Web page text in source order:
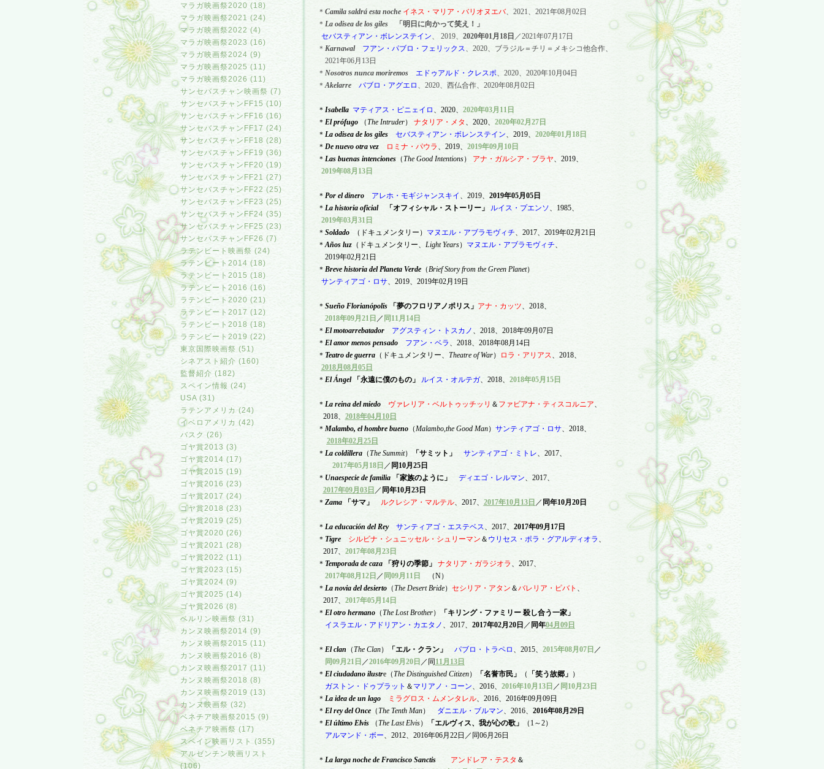
マラガ映画祭2020 (18)
マラガ映画祭2021 (24)
マラガ映画祭2022 (4)
マラガ映画祭2023 (16)
マラガ映画祭2024 (9)
マラガ映画祭2025 (11)
マラガ映画祭2026 (11)
サンセバスチャン映画祭 (7)
サンセバスチャンFF15 (10)
サンセバスチャンFF16 (16)
サンセバスチャンFF17 (24)
サンセバスチャンFF18 (28)
サンセバスチャンFF19 (36)
サンセバスチャンFF20 (19)
サンセバスチャンFF21 (27)
サンセバスチャンFF22 (25)
サンセバスチャンFF23 (25)
サンセバスチャンFF24 (35)
サンセバスチャンFF25 (23)
サンセバスチャンFF26 (7)
ラテンビート映画祭 (24)
ラテンビート2014 (18)
ラテンビート2015 (18)
ラテンビート2016 (16)
ラテンビート2020 (21)
ラテンビート2017 (12)
ラテンビート2018 (18)
ラテンビート2019 (22)
東京国際映画祭 (51)
シネアスト紹介 (160)
監督紹介 (182)
スペイン情報 (24)
USA (31)
ラテンアメリカ (24)
イベロアメリカ (42)
バスク (26)
ゴヤ賞2013 (3)
ゴヤ賞2014 (17)
ゴヤ賞2015 (19)
ゴヤ賞2016 (23)
ゴヤ賞2017 (24)
ゴヤ賞2018 (23)
ゴヤ賞2019 (25)
ゴヤ賞2020 (26)
ゴヤ賞2021 (28)
ゴヤ賞2022 (11)
ゴヤ賞2023 (15)
ゴヤ賞2024 (9)
ゴヤ賞2025 (14)
ゴヤ賞2026 (8)
ベルリン映画祭 (31)
カンヌ映画祭2014 (9)
カンヌ映画祭2015 (11)
カンヌ映画祭2016 (8)
カンヌ映画祭2017 (11)
カンヌ映画祭2018 (8)
カンヌ映画祭2019 (13)
カンヌ映画祭 (32)
ベネチア映画祭2015 (9)
ベネチア映画祭 (17)
スペイン映画リスト (355)
アルゼンチン映画リスト
(106)
＊ Camila saldrá esta noche イネス・マリア・バリオヌエバ、 2021、 2021年08月 02日
＊ La odisea de los giles
「明日に向かって笑え！」
セバスティアン・ボレンステイン、 2019、 2020年01月 18日 ／2021年07月 17日
＊ Karnawal フアン・パブロ・フェリックス、 2020、ブラジル＝チリ＝メキシコ他合作、
2021年06月 13日
＊ Nosotros nunca moriremos エドゥアルド・クレスポ、 2020、 2020年10月 04日
＊Akelarre パブロ・アグエロ 、 2020、 西仏合作、 2020年08月 02日
＊ Isabella マティアス・ピニェイロ 、 2020、 2020年03月 11日
＊ El prófugo （The Intruder） ナタリア・メタ 、 2020、 2020年02月 27日
＊ La odisea de los giles セバスティアン・ボレンステイン、 2019、 2020年01月 18日
＊ De nuevo otra vez ロミナ・パウラ 、 2019、 2019年09月 10日
＊ Las buenas intenciones（The Good Intentions） アナ・ガルシア・ブラヤ、 2019、
2019年08月 13日
＊ Por el dinero アレホ・モギジャンスキイ 、 2019、 2019年05月 05日
＊ La historia oficial 「オフィシャル・ストーリー」 ルイス・プエンソ、 1985、
2019年03月 31日
＊ Soldado （ドキュメンタリー） マヌエル・アブラモヴィチ、 2017、 2019年02月 21日
＊Años luz（ドキュメンタリー、 Light Years） マヌエル・アブラモヴィチ、
2019年02月 21日
＊ Breve historia del Planeta Verde（Brief Story from the Green Planet）
サンティアゴ・ロサ、 2019、 2019年02月 19日
＊ Sueño Florianópolis 「夢のフロリアノポリス」 アナ・カッツ、 2018、
2018年09月 21日 ／ 同 11月 14日
＊ El motoarrebatador アグスティン・トスカノ 、 2018、 2018年09月 07日
＊ El amor menos pensado フアン・ベラ 、 2018、 2018年08月 14日
＊ Teatro de guerra（ドキュメンタリー、 Theatre of War） ロラ・アリアス、 2018、
2018月 08月 05日
＊ ElÁngel 「永遠に僕のもの」 ルイス・オルテガ、 2018、 2018年05月 15日
＊ La reina del miedo ヴァレリア・ベルトゥッチッリ ＆ ファビアナ・ティスコルニア、
2018、 2018年04月 10日
＊ Malambo, el hombre bueno（Malambo,the Good Man） サンティアゴ・ロサ、 2018、
2018年02月 25日
＊ La coldillera（The Summit） 「サミット」 サンティアゴ・ミトレ、 2017、
2017年05月 18日 ／ 同 10月 25日
＊ Unaespecie de familia 「家族のように」 ディエゴ・レルマン、 2017、
2017年09月 03日 ／ 同年10月 23日
＊ Zama 「サマ」 ルクレシア・マルテル、 2017、 2017年10月 13日 ／ 同年10月 20日
＊ La educación del Rey サンティアゴ・エステベス、 2017、 2017年09月 17日
＊ Tigre シルビナ・シュニッセル・シュリーマン ＆ ウリセス・ポラ・グアルディオラ 、
2017、 2017年08月 23日
＊ Temporada de caza 「狩りの季節」 ナタリア・ガラジオラ 、 2017、
2017年08月 12日 ／ 同09月 11日 （N）
＊ La novia del desierto（The Desert Bride） セシリア・アタン ＆バレリア・ピバト 、
2017、 2017年05月 14日
＊ El otro hermano（The Lost Brother） 「 キリング・ファミリー 殺し合う一家」
イスラエル・アドリアン・カエタノ 、 2017、 2017年02月 20日 ／ 同年04月 09日
＊ El clan （The Clan） 「 エル・クラン」 パブロ・トラペロ 、 2015、 2015年08月 07日 ／
同09月 21 日 ／2016年09月 20日 ／ 同 11月 13日
＊ El ciudadano ilustre（The Distinguished Citizen） 「名誉市民」 （ 「笑う故郷」 ）
ガストン・ドゥプラット ＆ マリアノ・コーン、 2016、 2016年10月 13日 ／ 同 10月 23日
＊ La idea de un lago ミラグロス・ムメンタレル、 2016、 2016年09月 09日
＊ El rey del Once（The Tenth Man） ダニエル・ブルマン、 2016、 2016年08月 29日
＊ Elúltimo Elvis （The Last Elvis） 「エルヴィス、我が心の歌」 （ 1～2）
アルマンド・ボー、 2012、 2016年06月 22日／同06月 26日
＊ La larga noche de Francisco Sanctis アンドレア・テスタ ＆